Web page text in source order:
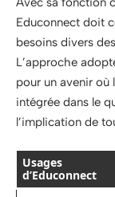
Educonnect doit
besoins divers
L’approche
pour un avenir où
intégrée dans le
l’implication de
Usages
d’Educonnect